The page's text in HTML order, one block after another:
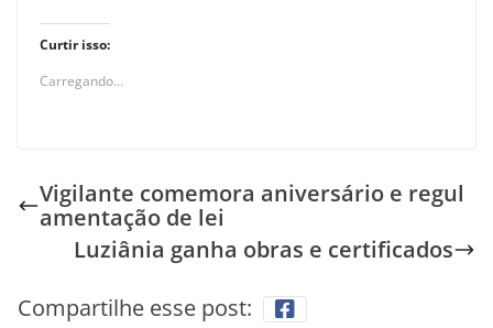
Curtir isso:
Carregando...
Vigilante comemora aniversário e regul
amentação de lei
Luziânia ganha obras e certificados
Compartilhe esse post: